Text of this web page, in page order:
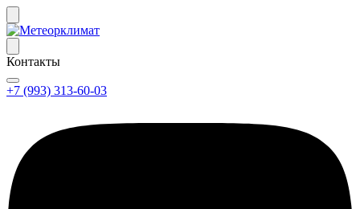
Контакты
+7 (993) 313-60-03